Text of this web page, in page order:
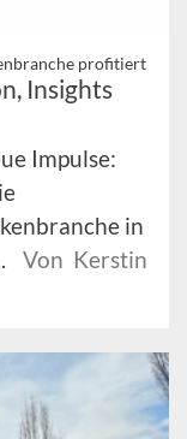
profitiert
Insights
Impulse:
in
Von Kerstin